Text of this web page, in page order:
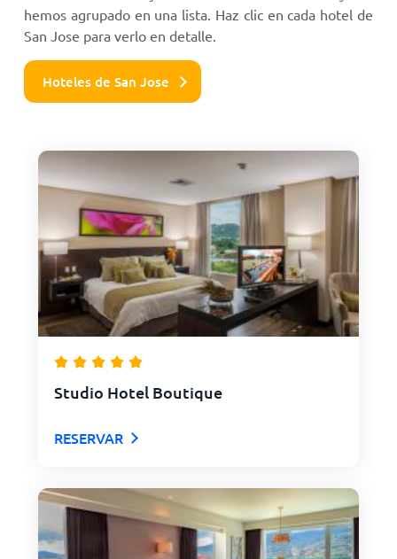
hemos agrupado en una lista. Haz clic en cada hotel de
San Jose para verlo en detalle.
Hoteles de San Jose
Studio Hotel Boutique
RESERVAR